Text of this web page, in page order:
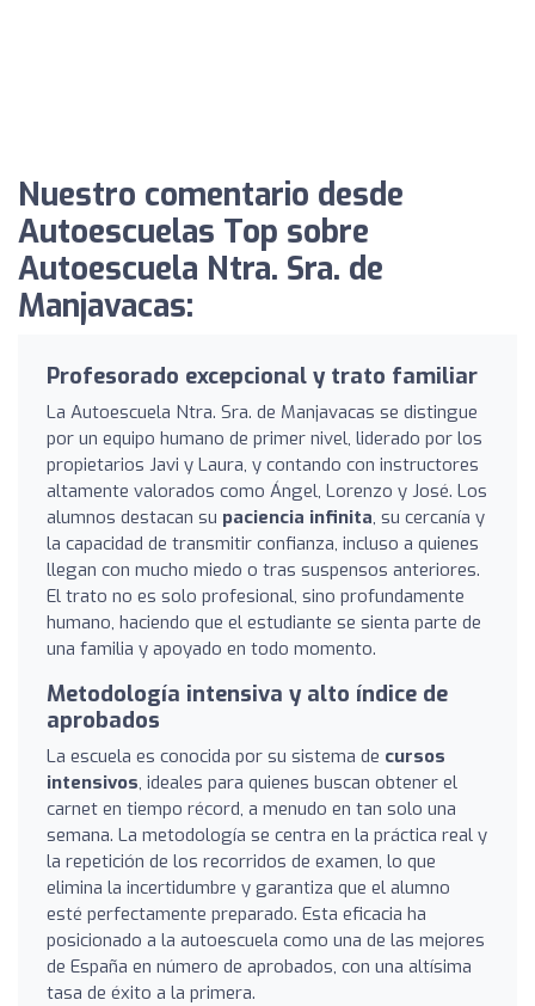
Nuestro comentario desde
Autoescuelas Top sobre
Autoescuela Ntra. Sra. de
Manjavacas:
Profesorado excepcional y trato familiar
La Autoescuela Ntra. Sra. de Manjavacas se distingue
por un equipo humano de primer nivel, liderado por los
propietarios Javi y Laura, y contando con instructores
altamente valorados como Ángel, Lorenzo y José. Los
alumnos destacan su paciencia infinita, su cercanía y
la capacidad de transmitir confianza, incluso a quienes
llegan con mucho miedo o tras suspensos anteriores.
El trato no es solo profesional, sino profundamente
humano, haciendo que el estudiante se sienta parte de
una familia y apoyado en todo momento.
Metodología intensiva y alto índice de
aprobados
La escuela es conocida por su sistema de cursos
intensivos, ideales para quienes buscan obtener el
carnet en tiempo récord, a menudo en tan solo una
semana. La metodología se centra en la práctica real y
la repetición de los recorridos de examen, lo que
elimina la incertidumbre y garantiza que el alumno
esté perfectamente preparado. Esta eficacia ha
posicionado a la autoescuela como una de las mejores
de España en número de aprobados, con una altísima
tasa de éxito a la primera.